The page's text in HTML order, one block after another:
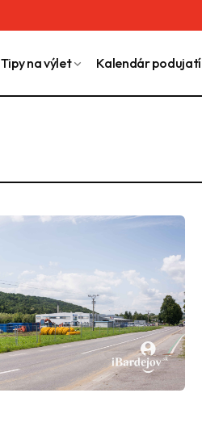
Tipy na výlet Kalendár podujatí